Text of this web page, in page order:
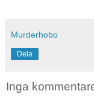
Murderhobo
Dela
Inga